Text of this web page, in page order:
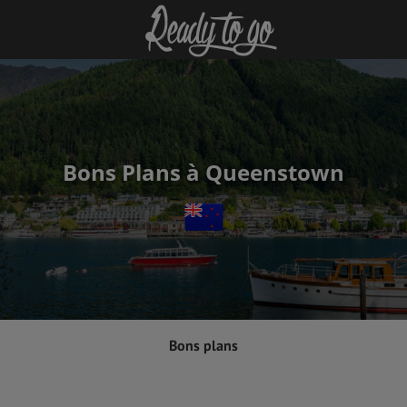
Bons Plans à Queenstown
Bons plans